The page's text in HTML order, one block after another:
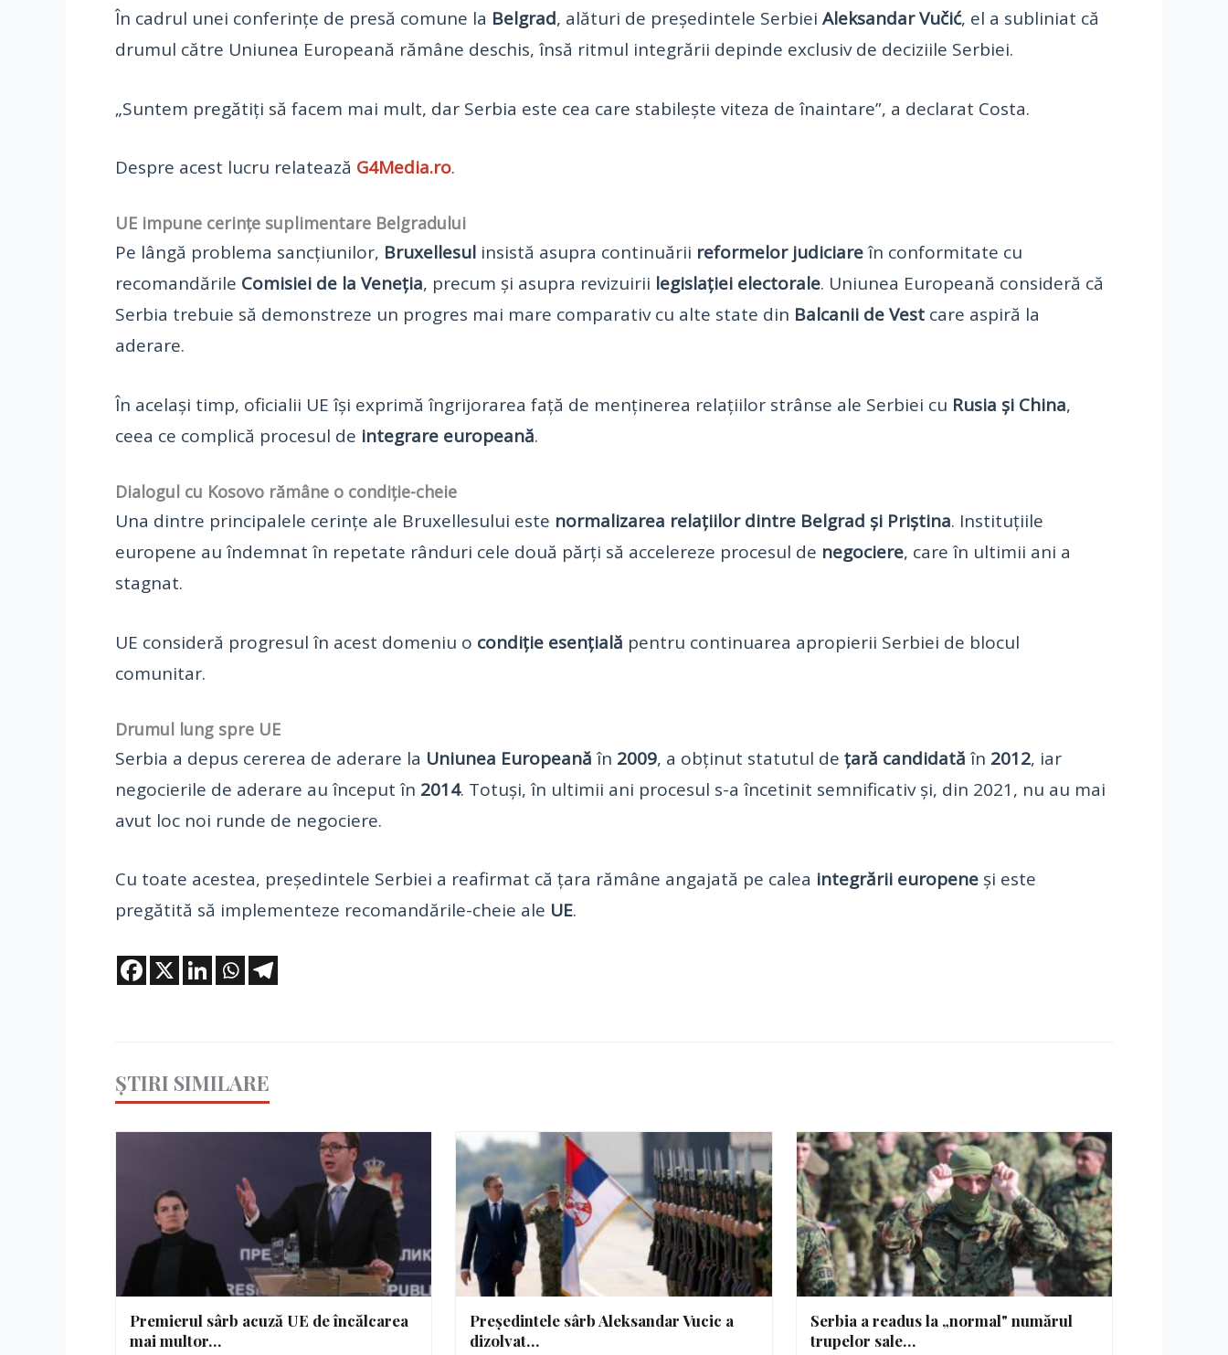
În cadrul unei conferințe de presă comune la Belgrad, alături de președintele Serbiei Aleksandar Vučić, el a subliniat că
drumul către Uniunea Europeană rămâne deschis, însă ritmul integrării depinde exclusiv de deciziile Serbiei.
„Suntem pregătiți să facem mai mult, dar Serbia este cea care stabilește viteza de înaintare”, a declarat Costa.
Despre acest lucru relatează G4Media.ro.
UE impune cerințe suplimentare Belgradului
Pe lângă problema sancțiunilor, Bruxellesul insistă asupra continuării reformelor judiciareîn conformitate cu
recomandările Comisiei de la Veneția, precum și asupra revizuirii legislației electorale. Uniunea Europeană consideră că
Serbia trebuie să demonstreze un progres mai mare comparativ cu alte state din Balcanii de Vest care aspiră la
aderare.
În același timp, oficialii UE își exprimă îngrijorarea față de menținerea relațiilor strânse ale Serbiei cu Rusia și China,
ceea ce complică procesul de integrare europeană.
Dialogul cu Kosovo rămâne o condiție-cheie
Una dintre principalele cerințe ale Bruxellesului este normalizarea relațiilor dintre Belgrad și Priștina. Instituțiile
europene au îndemnat în repetate rânduri cele două părți să accelereze procesul de negociere, care în ultimii ani a
stagnat.
UE consideră progresul în acest domeniu o condiție esențială pentru continuarea apropierii Serbiei de blocul
comunitar.
Drumul lung spre UE
Serbia a depus cererea de aderare la Uniunea Europeanăîn 2009, a obținut statutul de țară candidatăîn 2012, iar
negocierile de aderare au început în 2014. Totuși, în ultimii ani procesul s-a încetinit semnificativ și, din 2021, nu au mai
avut loc noi runde de negociere.
Cu toate acestea, președintele Serbiei a reafirmat că țara rămâne angajată pe calea integrării europene și este
pregătită să implementeze recomandările-cheie ale UE.
ȘTIRI SIMILARE
Premierul sârb acuză UE de încălcarea
mai multor…
Președintele sârb Aleksandar Vucic a
dizolvat…
Serbia a readus la „normal" numărul
trupelor sale…